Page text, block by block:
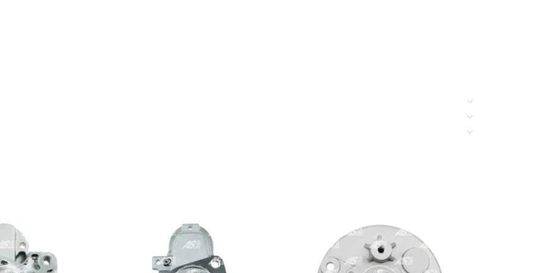
2.0 DCi 4×4, Laguna 2.0 DCi, Laguna 2.0 DCi GT, Master 2.3 DCi, Megane 2.0 DCi, Scenic 2.0 DCi, Trafic 2.0 DCi, Vel